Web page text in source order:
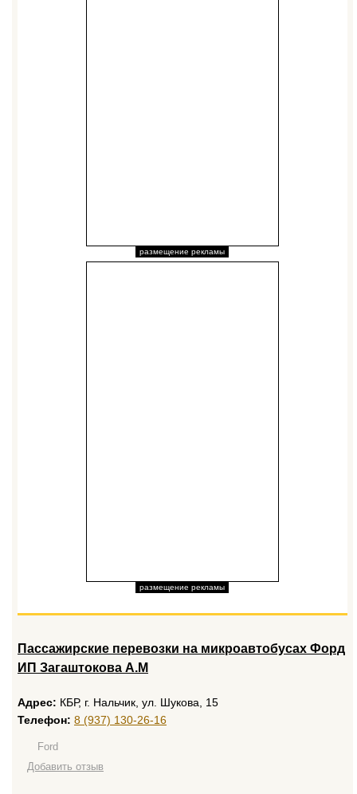
размещение рекламы
размещение рекламы
Пассажирские перевозки на микроавтобусах Форд
ИП Загаштокова А.М
Адрес: КБР, г. Нальчик, ул. Шукова, 15
Телефон: 8 (937) 130-26-16
Ford
Добавить отзыв